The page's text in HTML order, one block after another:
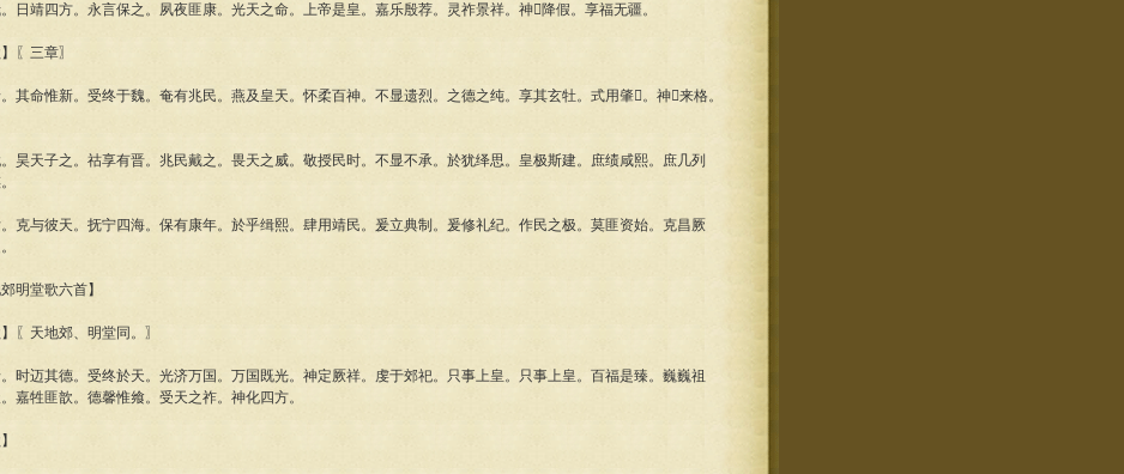
靖四方。永言保之。夙夜匪康。光天之命。上帝是皇。嘉乐殷荐。灵祚景祥。神降假。享福无疆。
三章〗
命惟新。受终于魏。奄有兆民。燕及皇天。怀柔百神。不显遗烈。之德之纯。享其玄牡。式用肇。神来格。
天子之。祜享有晋。兆民戴之。畏天之威。敬授民时。不显不承。於犹绎思。皇极斯建。庶绩咸熙。庶几列
与彼天。抚宁四海。保有康年。於乎缉熙。肆用靖民。爰立典制。爰修礼纪。作民之极。莫匪资始。克昌厥
堂歌六首】
天地郊、明堂同。〗
迈其德。受终於天。光济万国。万国既光。神定厥祥。虔于郊祀。只事上皇。只事上皇。百福是臻。巍巍祖
嘉牲匪歆。德馨惟飨。受天之祚。神化四方。